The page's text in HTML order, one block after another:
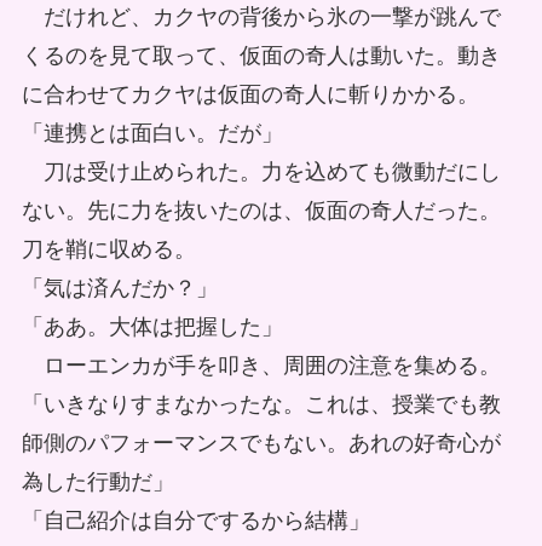
だけれど、カクヤの背後から氷の一撃が跳んで
くるのを見て取って、仮面の奇人は動いた。動き
に合わせてカクヤは仮面の奇人に斬りかかる。
「連携とは面白い。だが」
刀は受け止められた。力を込めても微動だにし
ない。先に力を抜いたのは、仮面の奇人だった。
刀を鞘に収める。
「気は済んだか？」
「ああ。大体は把握した」
ローエンカが手を叩き、周囲の注意を集める。
「いきなりすまなかったな。これは、授業でも教
師側のパフォーマンスでもない。あれの好奇心が
為した行動だ」
「自己紹介は自分でするから結構」